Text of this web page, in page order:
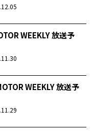
WEEKLY 放送予
WEEKLY 放送予